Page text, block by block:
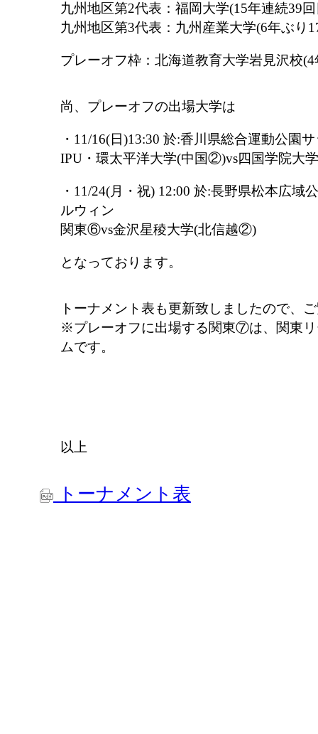
九州地区第2代表：福岡大学(15年連続39
九州地区第3代表：九州産業大学(6年ぶり
プレーオフ枠：北海道教育大学岩見沢校
尚、プレーオフの出場大学は
・11/16(日)13:30 於:香川県総合運動公園
IPU・環太平洋大学(中国②)vs四国学院大
・11/24(月・祝) 12:00 於:長野県松本広域
ルウィン
関東⑥vs金沢星稜大学(北信越②)
となっております。
トーナメント表も更新致しましたので、
※プレーオフに出場する関東⑦は、関東
ムです。
以上
トーナメント表